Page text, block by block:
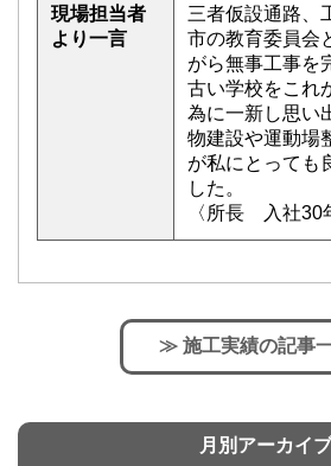
現場担当者
より一言
三者仮設通路、
市の教育委員会
がら無事工事を
古い学校をこれ
為に一新し思い
物建設や運動場
が私にとっても
した。
〈所長 入社30
≫ 施工実績の記事
月別アーカイブ